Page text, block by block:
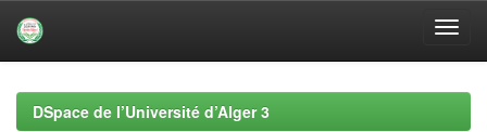
navigationDSpace de l’Université d’Alger 3